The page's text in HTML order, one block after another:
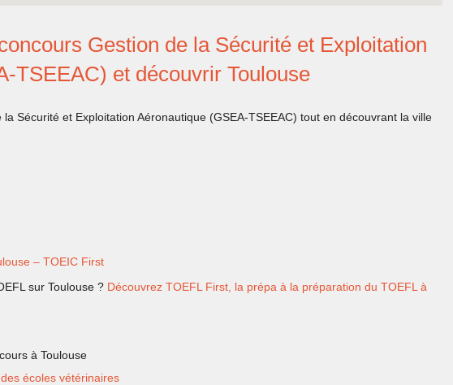
Gestion de la Sécurité et Exploitation
TSEEAC) et découvrir Toulouse
Sécurité et Exploitation Aéronautique (GSEA-TSEEAC) tout en découvrant la ville
– TOEIC First
sur Toulouse ? Découvrez TOEFL First, la prépa à la préparation du TOEFL à
à Toulouse
écoles vétérinaires